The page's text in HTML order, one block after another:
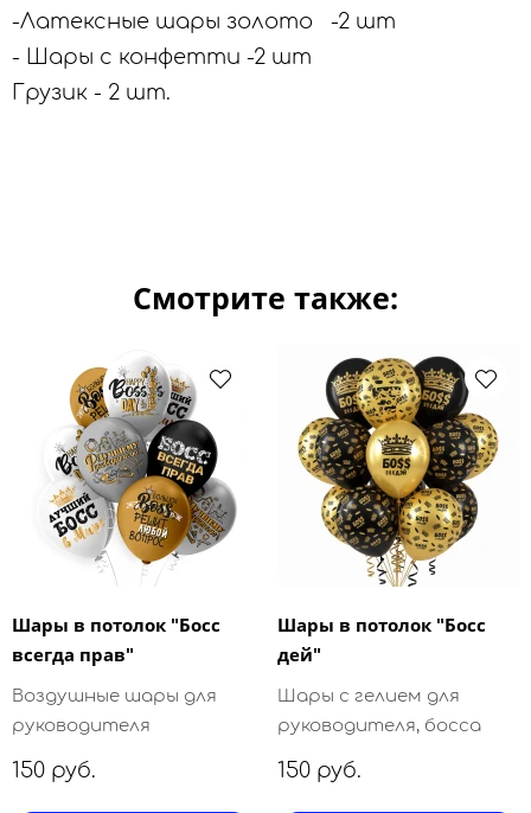
-Латексные шары золото -2 шт
- Шары с конфетти -2 шт
Грузик - 2 шт.
Смотрите также:
Шары в потолок "Босс
всегда прав"
Воздушные шары для
руководителя
150 руб.
Шары в потолок "Босс
дей"
Шары с гелием для
руководителя, босса
150 руб.